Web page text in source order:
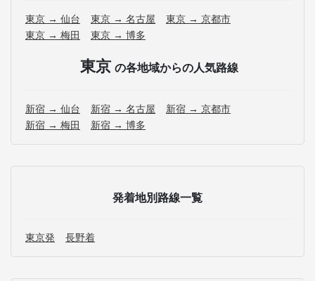
東京 → 仙台 東京 → 名古屋
東京 → 京都市
東京 → 梅田
東京 → 博多
東京 の各地域からの人気路線
新宿 → 仙台 新宿 → 名古屋
新宿 → 京都市
新宿 → 梅田
新宿 → 博多
発着地別路線一覧
東京発 長野着